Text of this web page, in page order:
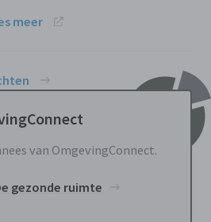
meer
van OmgevingConnect.
gezonde ruimte